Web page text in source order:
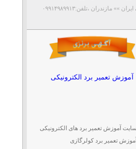
دیجیتال
تلفن
، ایران »» مازندران ،تلفن:۰۹۹۱۴۹۸۹۹۱۳
آموزش تعمیر برد الکترونیکی
سایت آموزش تعمیر برد های الکترونیکی
تعمیر برد کولرگازی